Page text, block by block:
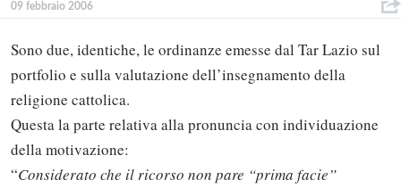
09 febbraio 2006
Sono due, identiche, le ordinanze emesse dal Tar Lazio sul
portfolio e sulla valutazione dell’insegnamento della
religione cattolica.
Questa la parte relativa alla pronuncia con individuazione
della motivazione:
“Considerato che il ricorso non pare “prima facie”